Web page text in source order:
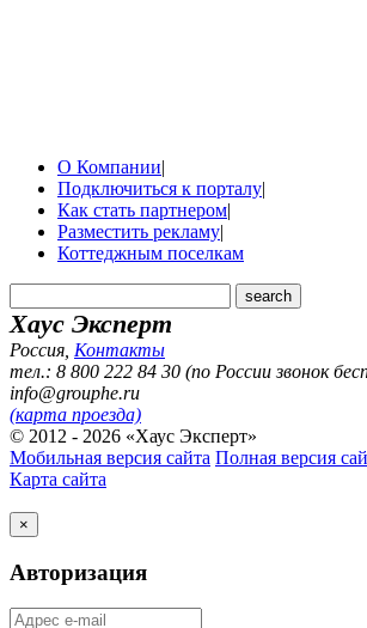
О Компании|
Подключиться к порталу|
Как стать партнером|
Разместить рекламу|
Коттеджным поселкам
Хаус Эксперт
Россия Контакты
тел.: 8 800 222 84 30 (по России звонок
info@grouphe.ru
(карта проезда)
© 2012 - 2026 «Хаус Эксперт»
Мобильная версия сайта Полная версия
Карта сайта
×
Авторизация